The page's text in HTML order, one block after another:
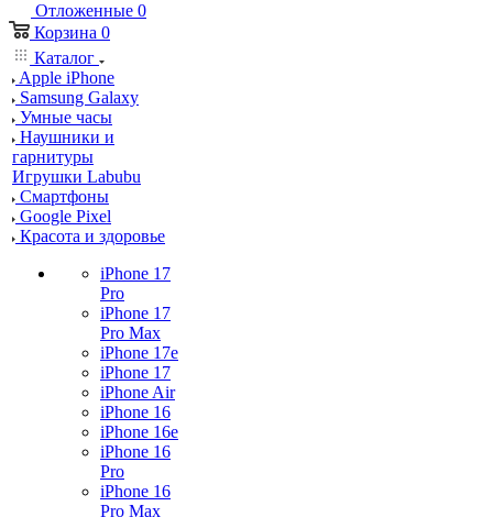
Отложенные 0
Корзина 0
Каталог
Apple iPhone
Samsung Galaxy
Умные часы
Наушники и
гарнитуры
Игрушки Labubu
Смартфоны
Google Pixel
Красота и здоровье
iPhone 17
Pro
iPhone 17
Pro Max
iPhone 17e
iPhone 17
iPhone Air
iPhone 16
iPhone 16e
iPhone 16
Pro
iPhone 16
Pro Max